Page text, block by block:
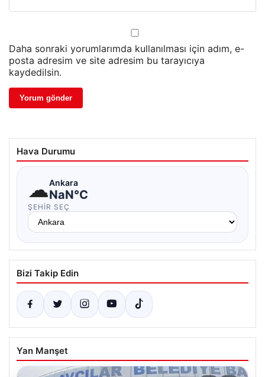
Daha sonraki yorumlarımda kullanılması için adım, e-
posta adresim ve site adresim bu tarayıcıya
kaydedilsin.
Hava Durumu
☁Ankara
NaN°C
ŞEHIR SEÇ
Bizi Takip Edin
Yan Manşet